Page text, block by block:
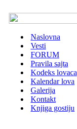
Naslovna
Vesti
FORUM
Pravila sajta
Kodeks lovaca
Kalendar lova
Galerija
Kontakt
Knjiga gostiju